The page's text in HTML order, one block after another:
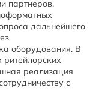
партнеров.
дальнейшего
оборудования. В
ритейлорских
реализация
с